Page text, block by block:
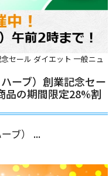
セール ダイエット 一般ニュ
ーブ）創業記念セー
品の期間限定28%割
ブ） ...